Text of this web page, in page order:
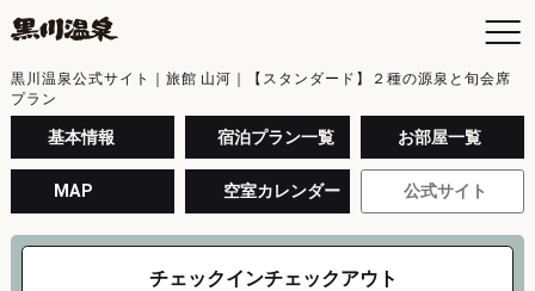
黒川温泉公式サイト｜旅館 山河｜【スタンダード】２種の源泉と旬会席
プラン
基本情報 宿泊プラン一覧 お部屋一覧
MAP 空室カレンダー 公式サイト
チェックインチェックアウト